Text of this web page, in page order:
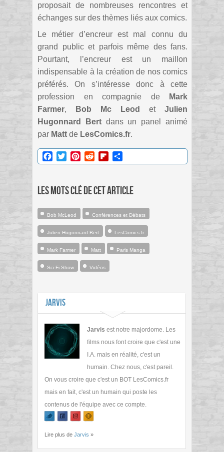
proposait de nombreuses rencontres et
échanges sur des thèmes liés aux comics.
Le métier d’encreur est mal connu du
grand public et parfois même des fans.
Pourtant, l’encreur est un maillon
indispensable à la création de nos comics
préférés. On s’intéresse donc à cette
profession en compagnie de
Mark
Farmer, Bob Mc Leod et Julien
Hugonnard Bertdans un panel animé
par Matt de LesComics.fr.
Facebook
TwitterPinterestRedditFlipboard
Les mots clé de cet article
Bob McLeod Conférences et Débats
Julien Hugonnard Bert LesComics.fr
Mark Farmer Matt Paris Manga
Sci-Fi Show Vidéos
Jarvis
Jarvis est notre majordome. Les
films nous font croire que c'est une
I.A. mais en réalité, c'est un
humain. Chez nous, c'est pareil.
On vous croire que c'est un BOT LesComics.fr
mais en fait, c'est un humain qui poste les
contenus de l'équipe avec ce compte.
Lire plus de Jarvis »